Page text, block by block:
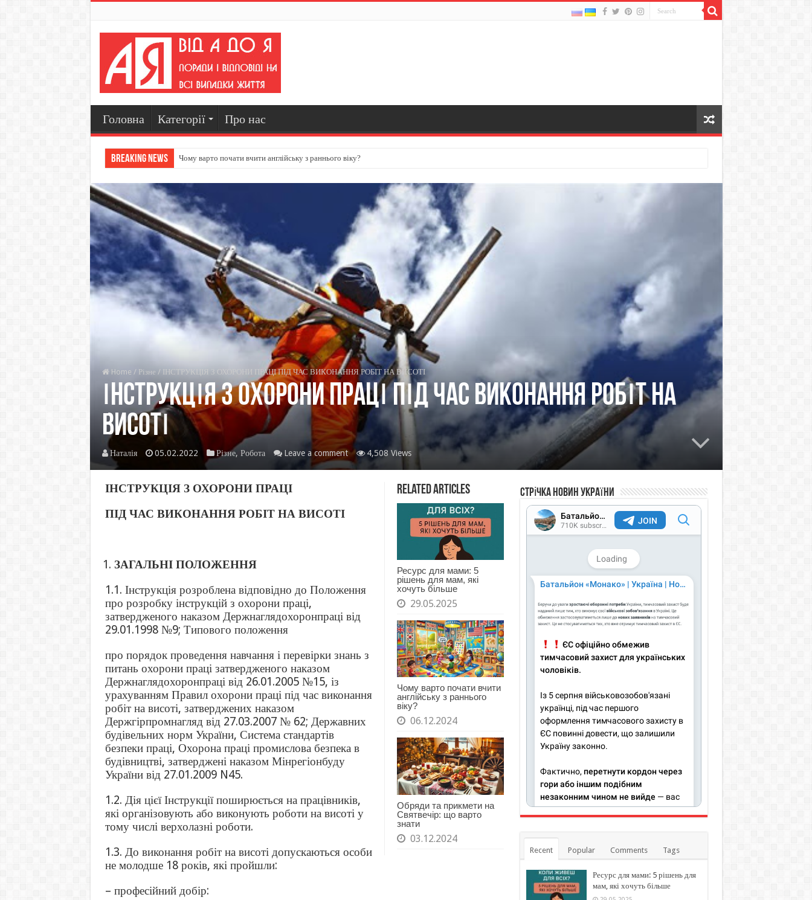
Головна Категорії Про нас
Breaking News Чому варто почати вчити англійську з раннього віку?
Home / Різне / ІНСТРУКЦІЯ З ОХОРОНИ ПРАЦІ ПІД ЧАС ВИКОНАННЯ РОБІТ НА ВИСОТІ
ІНСТРУКЦІЯ З ОХОРОНИ ПРАЦІ ПІД ЧАС ВИКОНАННЯ РОБІТ НА
ВИСОТІ
Наталія 05.02.2022 Різне, Робота Leave a comment 4,508 Views
Related Articles
Ресурс для мами: 5
рішень для мам, які
хочуть більше
29.05.2025
Чому варто почати вчити
англійську з раннього
віку?
06.12.2024
Обряди та прикмети на
Святвечір: що варто
знати
03.12.2024
ІНСТРУКЦІЯ З ОХОРОНИ ПРАЦІ
ПІД ЧАС ВИКОНАННЯ РОБІТ НА ВИСОТІ
ЗАГАЛЬНІ ПОЛОЖЕННЯ
1.1. Інструкція розроблена відповідно до Положення
про розробку інструкцій з охорони праці,
затвердженого наказом Держнаглядохоронпраці від
29.01.1998 №9; Типового положення
про порядок проведення навчання і перевірки знань з
питань охорони праці затвердженого наказом
Держнаглядохоронпраці від 26.01.2005 №15, із
урахуванням Правил охорони праці під час виконання
робіт на висоті, затверджених наказом
Держгірпромнагляд від 27.03.2007 № 62; Державних
будівельних норм України, Система стандартів
безпеки праці, Охорона праці промислова безпека в
будівництві, затверджені наказом Мінрегіонбуду
України від 27.01.2009 N45.
1.2. Дія цієї Інструкції поширюється на працівників,
які організовують або виконують роботи на висоті у
тому числі верхолазні роботи.
1.3. До виконання робіт на висоті допускаються особи
не молодше 18 років, які пройшли:
– професійний добір:
Стрічка новин України
Recent Popular Comments Tags
Ресурс для мами: 5 рішень для
мам, які хочуть більше